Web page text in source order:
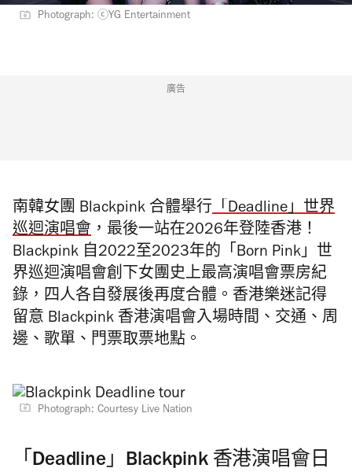
Photograph: ⓒYG Entertainment
廣告
南韓女團 Blackpink 合體舉行「Deadline」世界
巡迴演唱會 ，最後一站在2026年登陸香港！
Blackpink 自2022至2023年的「Born Pink」世
界巡迴演唱會創下女團史上最高演唱會票房紀
錄，四人各自發展後再度合體。香港樂迷記得
留意 Blackpink 香港演唱會入場時間、交通、周
邊、歌單、門票取票地點。
Photograph: Courtesy Live Nation
「Deadline」Blackpink 香港演唱會日